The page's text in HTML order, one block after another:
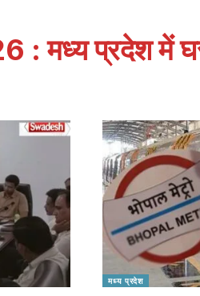
मध्य प्रदेश में
मध्य प्रदेश